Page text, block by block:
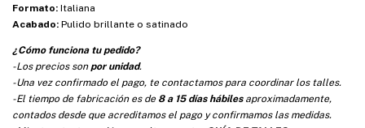
Formato: Italiana
Acabado: Pulido brillante o satinado
¿Cómo funciona tu pedido?
-Los precios sonpor unidad.
-Una vez confirmado el pago, te contactamos para coordinar los talles.
-El tiempo de fabricación es de 8 a 15 días hábilesaproximadamente,
contados desde que acreditamos el pago y confirmamos las medidas.